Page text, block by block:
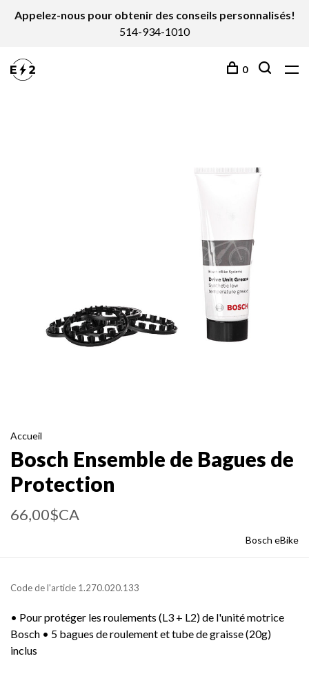
Appelez-nous pour obtenir des conseils personnalisés!
514-934-1010
0
Accueil
Bosch Ensemble de Bagues de
Protection
66,00$CA
Bosch eBike
Code de l'article 1.270.020.133
• Pour protéger les roulements (L3 + L2) de l'unité motrice
Bosch • 5 bagues de roulement et tube de graisse (20g)
inclus